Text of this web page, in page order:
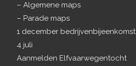
– Algemene maps
– Parade maps
1 december bedrijvenbijeenkomst
4 juli
Aanmelden Elfvaarwegentocht